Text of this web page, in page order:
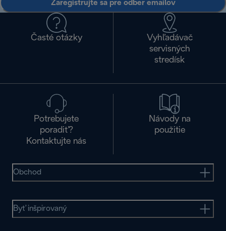
Zaregistrujte sa pre odber emailov
Časté otázky
Vyhľadávač
servisných
stredísk
Potrebujete
poradiť?
Kontaktujte nás
Návody na
použitie
Obchod
Byť inšpirovaný